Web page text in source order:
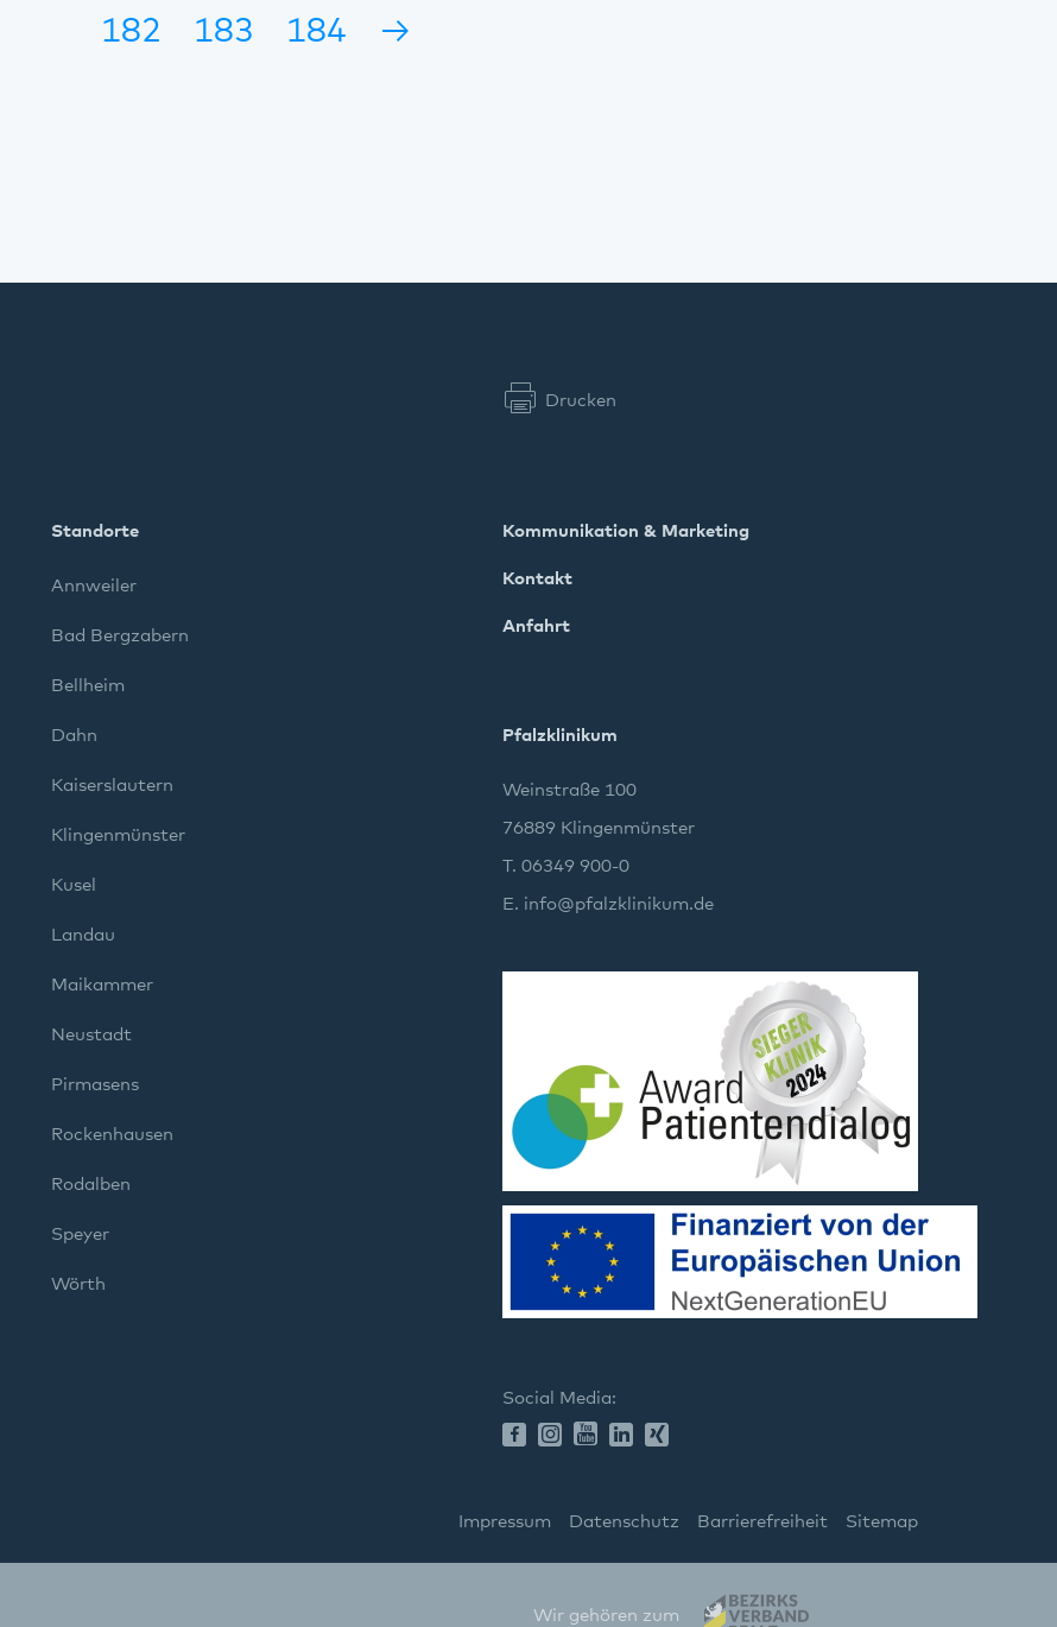
182
183 184 →
Drucken
Standorte
Annweiler
Bad Bergzabern
Bellheim
Dahn
Kaiserslautern
Klingenmünster
Kusel
Landau
Maikammer
Neustadt
Pirmasens
Rockenhausen
Rodalben
Speyer
Wörth
Kommunikation & Marketing
Kontakt
Anfahrt
Pfalzklinikum
Weinstraße 100
76889 Klingenmünster
T. 06349 900-0
E. info@pfalzklinikum.de
Social Media:
Impressum Datenschutz Barrierefreiheit Sitemap
Wir gehören zum